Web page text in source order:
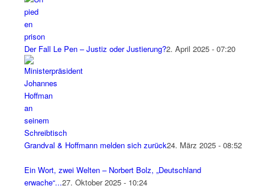
Der Fall Le Pen – Justiz oder Justierung?2. April 2025 - 07:20
Grandval & Hoffmann melden sich zurück24. März 2025 - 08:52
Ein Wort, zwei Welten – Norbert Bolz, „Deutschland
erwache“...27. Oktober 2025 - 10:24